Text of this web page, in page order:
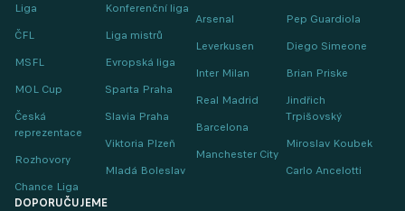
Liga
ČFL
MSFL
MOL Cup
Česká
reprezentace
Rozhovory
Chance Liga
Konferenční liga
Liga mistrů
Evropská liga
Sparta Praha
Slavia Praha
Viktoria Plzeň
Mladá Boleslav
Arsenal
Leverkusen
Inter Milan
Real Madrid
Barcelona
Manchester City
Pep Guardiola
Diego Simeone
Brian Priske
Jindřich
Trpišovský
Miroslav Koubek
Carlo Ancelotti
DOPORUČUJEME